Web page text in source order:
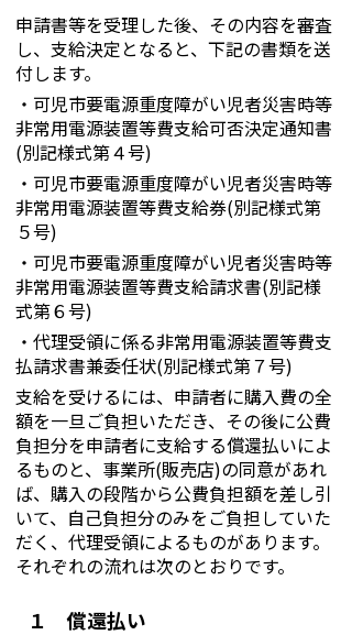
申請書等を受理した後、その内容を審査
し、支給決定となると、下記の書類を送
付します。
・可児市要電源重度障がい児者災害時等
非常用電源装置等費支給可否決定通知書
(別記様式第４号)
・可児市要電源重度障がい児者災害時等
非常用電源装置等費支給券(別記様式第
５号)
・可児市要電源重度障がい児者災害時等
非常用電源装置等費支給請求書(別記様
式第６号)
・代理受領に係る非常用電源装置等費支
払請求書兼委任状(別記様式第７号)
支給を受けるには、申請者に購入費の全
額を一旦ご負担いただき、その後に公費
負担分を申請者に支給する償還払いによ
るものと、事業所(販売店)の同意があれ
ば、購入の段階から公費負担額を差し引
いて、自己負担分のみをご負担していた
だく、代理受領によるものがあります。
それぞれの流れは次のとおりです。
１ 償還払い